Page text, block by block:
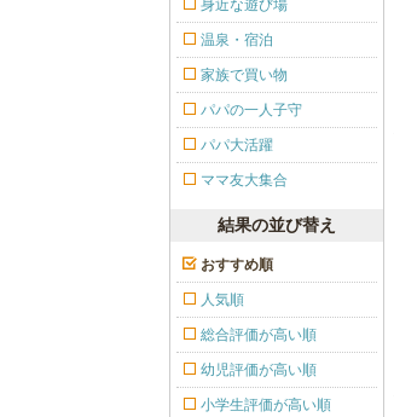
身近な遊び場
温泉・宿泊
家族で買い物
パパの一人子守
パパ大活躍
ママ友大集合
結果の並び替え
おすすめ順
人気順
総合評価が高い順
幼児評価が高い順
小学生評価が高い順